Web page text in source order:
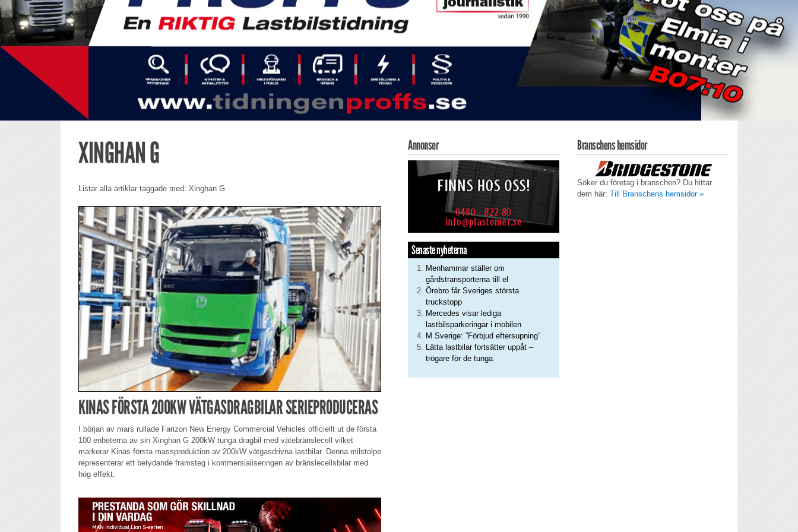
XINGHAN G
Listar alla artiklar taggade med: Xinghan G
KINAS FÖRSTA 200KW VÄTGASDRAGBILAR SERIEPRODUCERAS
I början av mars rullade Farizon New Energy Commercial Vehicles officiellt ut de första
100 enheterna av sin Xinghan G 200kW tunga dragbil med vätebränslecell vilket
markerar Kinas första massproduktion av 200kW vätgasdrivna lastbilar. Denna milstolpe
representerar ett betydande framsteg i kommersialiseringen av bränslecellsbilar med
hög effekt.
Annonser
Senaste nyheterna
Menhammar ställer om
gårdstransporterna till el
Örebro får Sveriges största
truckstopp
Mercedes visar lediga
lastbilsparkeringar i mobilen
M Sverige: ”Förbjud eftersupning”
Lätta lastbilar fortsätter uppåt –
trögare för de tunga
Branschens hemsidor
Söker du företag i branschen? Du hittar
dem här: Till Branschens hemsidor »